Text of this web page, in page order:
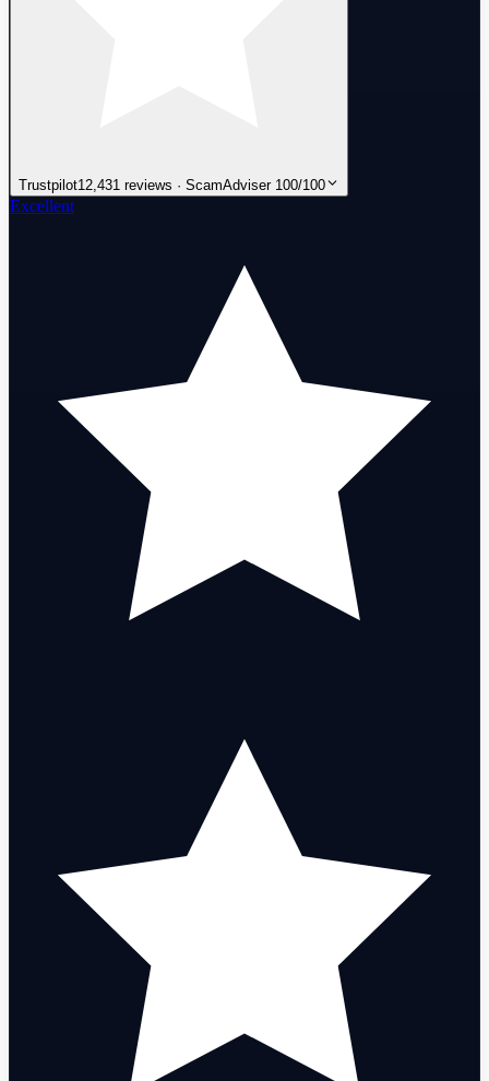
Trustpilot12,431 reviews · ScamAdviser 100/100
Excellent